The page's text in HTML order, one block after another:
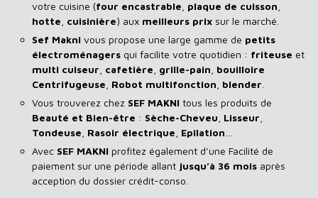
votre cuisine (four encastrable, plaque de cuisson,
hotte, cuisinière) aux meilleurs prix sur le marché.
Sef Makni vous propose une large gamme de petits
électroménagers qui facilite votre quotidien : friteuse et
multi cuiseur, cafetière, grille-pain, bouilloire
Centrifugeuse, Robot multifonction, blender.
Vous trouverez chez SEF MAKNI tous les produits de
Beauté et Bien-être : Sèche-Cheveu, Lisseur,
Tondeuse, Rasoir électrique, Epilation…
Avec SEF MAKNI profitez également d’une Facilité de
paiement sur une période allant jusqu’à 36 mois après
acception du dossier crédit-conso.